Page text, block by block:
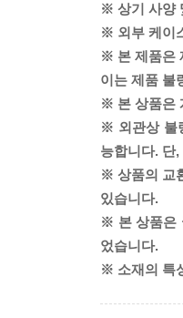
※ 상기 사양
※ 외부 케이
※ 본 제품은
이는 제품 불
※ 본 상품은
※ 외관상 불
능합니다. 단
※ 상품의 교
있습니다.
※ 본 상품은
었습니다.
※ 소재의 특